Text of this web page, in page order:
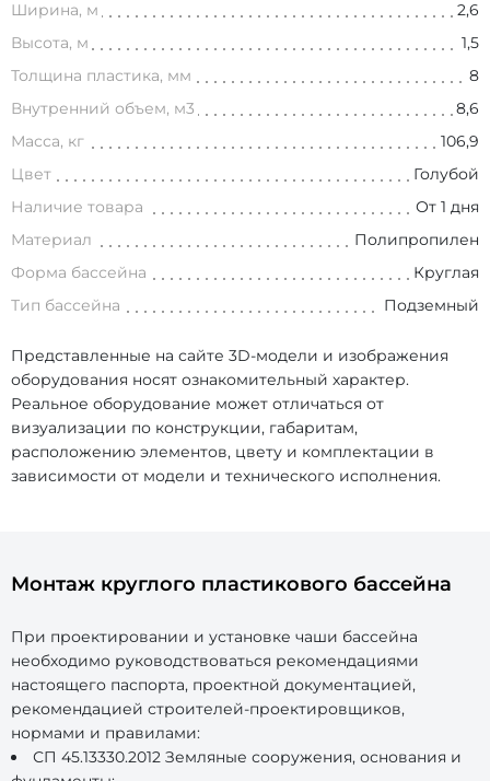
Ширина, м
2,6
Высота, м
1,5
Толщина пластика, мм
8
Внутренний объем, м3
8,6
Масса, кг
106,9
Цвет
Голубой
Наличие товара
От 1 дня
Материал
Полипропилен
Форма бассейна
Круглая
Тип бассейна
Подземный
Представленные на сайте 3D-модели и изображения
оборудования носят ознакомительный характер.
Реальное оборудование может отличаться от
визуализации по конструкции, габаритам,
расположению элементов, цвету и комплектации в
зависимости от модели и технического исполнения.
Монтаж круглого пластикового бассейна
При проектировании и установке чаши бассейна
необходимо руководствоваться рекомендациями
настоящего паспорта, проектной документацией,
рекомендацией строителей-проектировщиков,
нормами и правилами:
СП 45.13330.2012 Земляные сооружения, основания и